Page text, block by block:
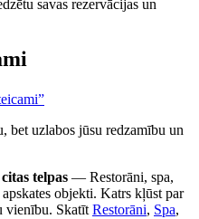
savas rezervācijas un
bet uzlabos jūsu redzamību un
telpas — Restorāni, spa,
objekti. Katrs kļūst par
vienību. Skatīt Restorāni, Spa,